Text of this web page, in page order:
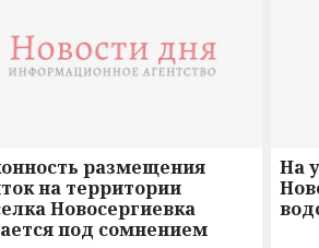
размещения
на территории
Новосергиевка
под сомнением
На